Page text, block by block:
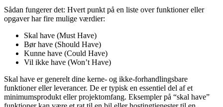
Sådan fungerer det: Hvert punkt på en liste over funktioner eller
opgaver har fire mulige værdier:
Skal have (Must Have)
Bør have (Should Have)
Kunne have (Could Have)
Vil ikke have (Won’t Have)
Skal have er generelt dine kerne- og ikke-forhandlingsbare
funktioner eller leverancer. De er typisk en essentiel del af et
minimumsprodukt eller projektomfang. Eksempler på “skal have”